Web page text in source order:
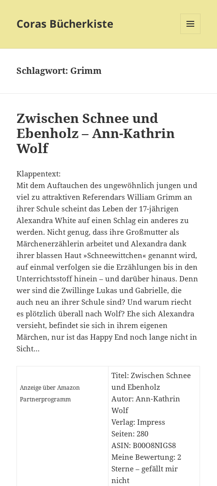
Coras Bücherkiste
Schlagwort: Grimm
Zwischen Schnee und
Ebenholz – Ann-Kathrin
Wolf
Klappentext:
Mit dem Auftauchen des ungewöhnlich jungen und
viel zu attraktiven Referendars William Grimm an
ihrer Schule scheint das Leben der 17-jährigen
Alexandra White auf einen Schlag ein anderes zu
werden. Nicht genug, dass ihre Großmutter als
Märchenerzählerin arbeitet und Alexandra dank
ihrer blassen Haut »Schneewittchen« genannt wird,
auf einmal verfolgen sie die Erzählungen bis in den
Unterrichtsstoff hinein – und darüber hinaus. Denn
wer sind die Zwillinge Lukas und Gabrielle, die
auch neu an ihrer Schule sind? Und warum riecht
es plötzlich überall nach Wolf? Ehe sich Alexandra
versieht, befindet sie sich in ihrem eigenen
Märchen, nur ist das Happy End noch lange nicht in
Sicht…
Anzeige über Amazon
Partnerprogramm
Titel: Zwischen Schnee
und Ebenholz
Autor: Ann-Kathrin
Wolf
Verlag: Impress
Seiten: 280
ASIN: B00O8NIGS8
Meine Bewertung: 2
Sterne – gefällt mir
nicht